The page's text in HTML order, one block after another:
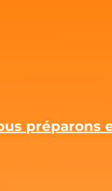
préparons